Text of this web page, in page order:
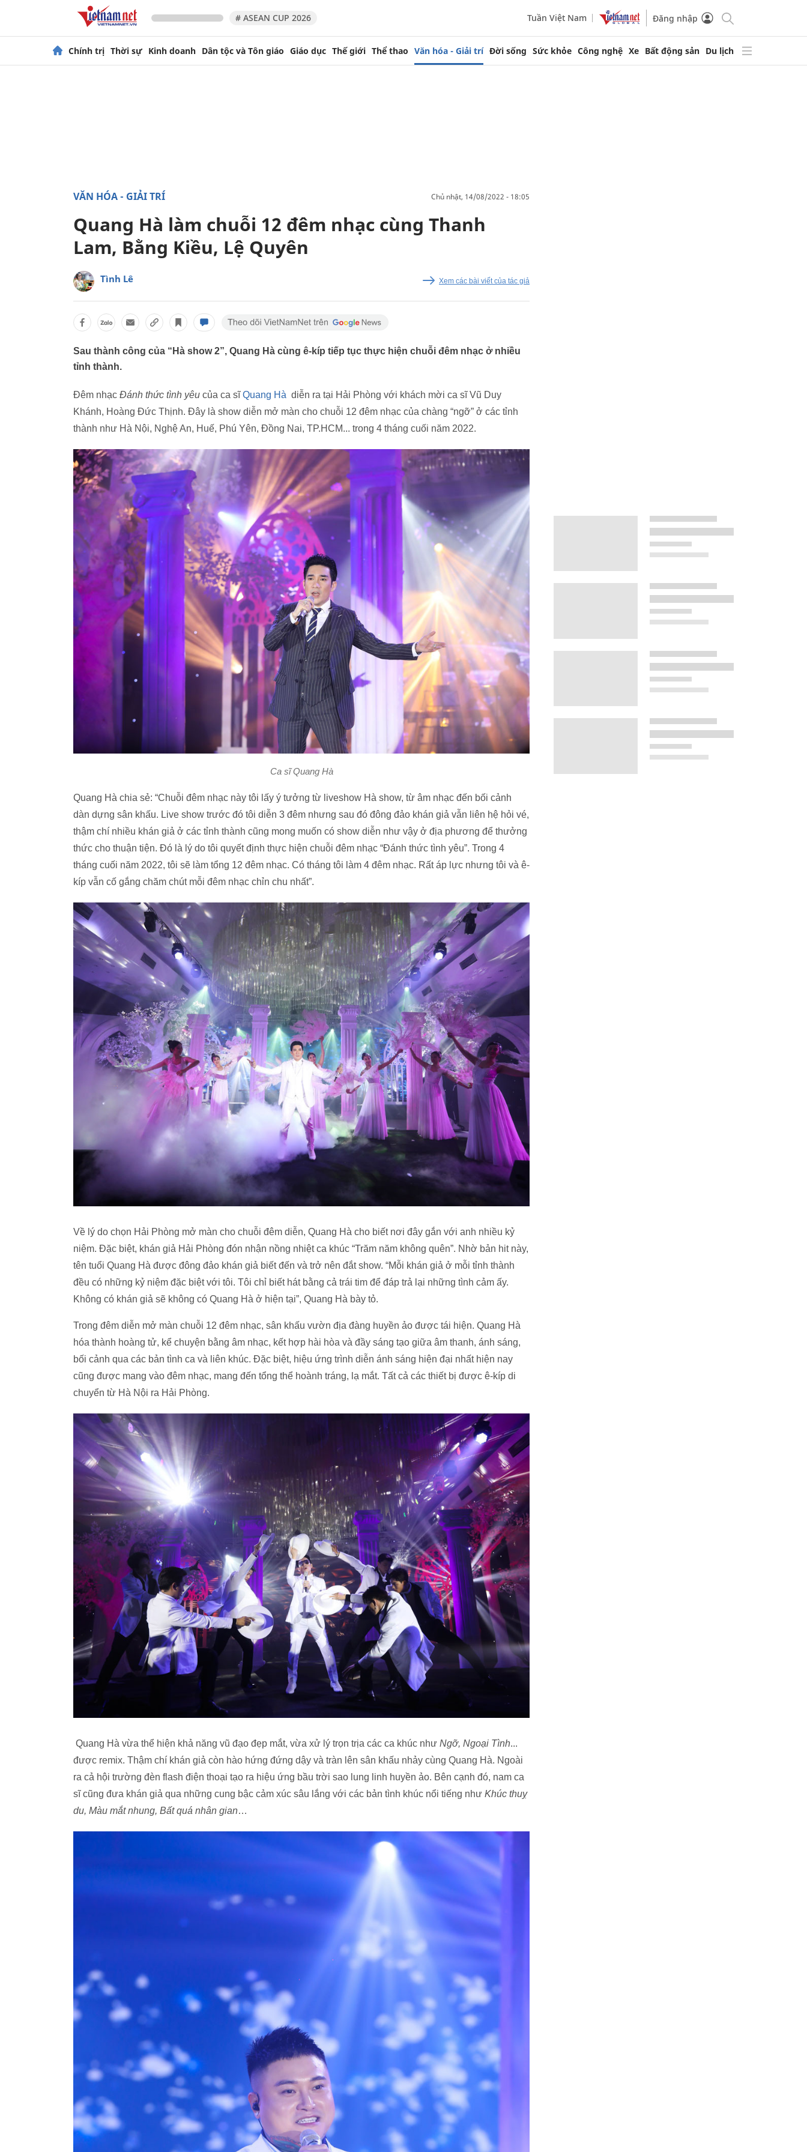
# ASEAN CUP 2026 Tuần Việt Nam Đăng nhập
Chính trị Thời sự Kinh doanh Dân tộc và Tôn giáo Giáo dục Thế giới Thể thao Văn hóa - Giải trí Đời sống Sức khỏe Công nghệ Xe Bất động sản Du lịch
VĂN HÓA - GIẢI TRÍ chủ nhật, 14/08/2022 - 18:05
Quang Hà làm chuỗi 12 đêm nhạc cùng Thanh
Lam, Bằng Kiều, Lệ Quyên
Tình Lê Xem các bài viết của tác giả
Sau thành công của “Hà show 2”, Quang Hà cùng ê-kíp tiếp tục thực hiện chuỗi đêm nhạc ở nhiều
tỉnh thành.
Đêm nhạc Đánh thức tình yêu của ca sĩQuang Hà diễn ra tại Hải Phòng với khách mời ca sĩ Vũ Duy
Khánh, Hoàng Đức Thịnh. Đây là show diễn mở màn cho chuỗi 12 đêm nhạc của chàng “ngỡ” ở các tỉnh
thành như Hà Nội, Nghệ An, Huế, Phú Yên, Đồng Nai, TP.HCM... trong 4 tháng cuối năm 2022.
Ca sĩ Quang Hà
Quang Hà chia sẻ: “Chuỗi đêm nhạc này tôi lấy ý tưởng từ liveshow Hà show, từ âm nhạc đến bối cảnh
dàn dựng sân khấu. Live show trước đó tôi diễn 3 đêm nhưng sau đó đông đảo khán giả vẫn liên hệ hỏi vé,
thậm chí nhiều khán giả ở các tỉnh thành cũng mong muốn có show diễn như vậy ở địa phương để thưởng
thức cho thuận tiện. Đó là lý do tôi quyết định thực hiện chuỗi đêm nhạc “Đánh thức tình yêu”. Trong 4
tháng cuối năm 2022, tôi sẽ làm tổng 12 đêm nhạc. Có tháng tôi làm 4 đêm nhạc. Rất áp lực nhưng tôi và ê-
kíp vẫn cố gắng chăm chút mỗi đêm nhạc chỉn chu nhất”.
Về lý do chọn Hải Phòng mở màn cho chuỗi đêm diễn, Quang Hà cho biết nơi đây gắn với anh nhiều kỷ
niệm. Đặc biệt, khán giả Hải Phòng đón nhận nồng nhiệt ca khúc “Trăm năm không quên”. Nhờ bản hit này,
tên tuổi Quang Hà được đông đảo khán giả biết đến và trở nên đắt show. “Mỗi khán giả ở mỗi tỉnh thành
đều có những kỷ niệm đặc biệt với tôi. Tôi chỉ biết hát bằng cả trái tim để đáp trả lại những tình cảm ấy.
Không có khán giả sẽ không có Quang Hà ở hiện tại”, Quang Hà bày tỏ.
Trong đêm diễn mở màn chuỗi 12 đêm nhạc, sân khấu vườn địa đàng huyền ảo được tái hiện. Quang Hà
hóa thành hoàng tử, kể chuyện bằng âm nhạc, kết hợp hài hòa và đầy sáng tạo giữa âm thanh, ánh sáng,
bối cảnh qua các bản tình ca và liên khúc. Đặc biệt, hiệu ứng trình diễn ánh sáng hiện đại nhất hiện nay
cũng được mang vào đêm nhạc, mang đến tổng thể hoành tráng, lạ mắt. Tất cả các thiết bị được ê-kíp di
chuyển từ Hà Nội ra Hải Phòng.
Quang Hà vừa thể hiện khả năng vũ đạo đẹp mắt, vừa xử lý trọn trịa các ca khúc như Ngỡ, Ngoại Tình...
được remix. Thậm chí khán giả còn hào hứng đứng dậy và tràn lên sân khấu nhảy cùng Quang Hà. Ngoài
ra cả hội trường đèn flash điện thoại tạo ra hiệu ứng bầu trời sao lung linh huyền ảo. Bên cạnh đó, nam ca
sĩ cũng đưa khán giả qua những cung bậc cảm xúc sâu lắng với các bản tình khúc nổi tiếng như Khúc thuỵ
du, Màu mắt nhung, Bất quá nhân gian…